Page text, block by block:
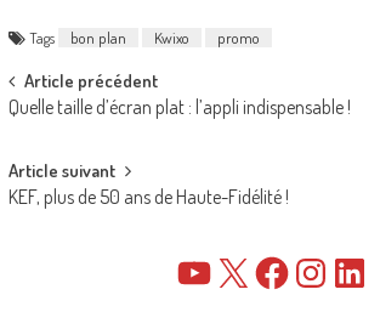
Tags bon plan Kwixo promo
Post
navigation
Article précédent
Quelle taille d’écran plat : l’appli indispensable !
Article suivant
KEF, plus de 50 ans de Haute-Fidélité !
YouTube FacebookInstagramLinkedIn